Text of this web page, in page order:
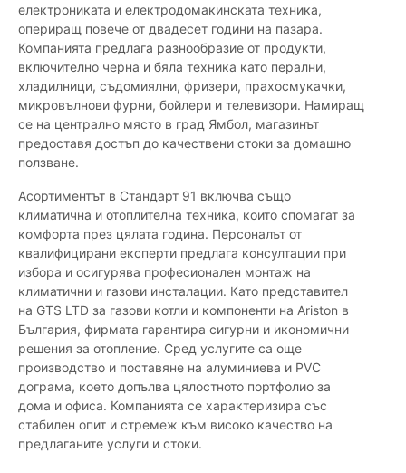
електрониката и електродомакинската техника,
опериращ повече от двадесет години на пазара.
Компанията предлага разнообразие от продукти,
включително черна и бяла техника като перални,
хладилници, съдомиялни, фризери, прахосмукачки,
микровълнови фурни, бойлери и телевизори. Намиращ
се на централно място в град Ямбол, магазинът
предоставя достъп до качествени стоки за домашно
ползване.
Асортиментът в Стандарт 91 включва също
климатична и отоплителна техника, които спомагат за
комфорта през цялата година. Персоналът от
квалифицирани експерти предлага консултации при
избора и осигурява професионален монтаж на
климатични и газови инсталации. Като представител
на GTS LTD за газови котли и компоненти на Ariston в
България, фирмата гарантира сигурни и икономични
решения за отопление. Сред услугите са още
производство и поставяне на алуминиева и PVC
дограма, което допълва цялостното портфолио за
дома и офиса. Компанията се характеризира със
стабилен опит и стремеж към високо качество на
предлаганите услуги и стоки.